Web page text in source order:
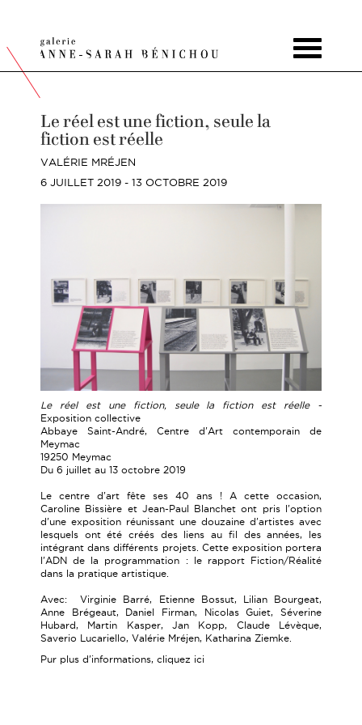
Toggle
Le réel est une fiction, seule la
fiction est réelle
VALÉRIE MRÉJEN
6 JUILLET 2019 - 13 OCTOBRE 2019
Le réel est une fiction, seule la fiction est réelle -
Exposition collective
Abbaye Saint-André, Centre d'Art contemporain de
Meymac
19250 Meymac
Du 6 juillet au 13 octobre 2019
Le centre d'art fête ses 40 ans ! A cette occasion,
Caroline Bissière et Jean-Paul Blanchet ont pris l'option
d'une exposition réunissant une douzaine d'artistes avec
lesquels ont été créés des liens au fil des années, les
intégrant dans différents projets. Cette exposition portera
l'ADN de la programmation : le rapport Fiction/Réalité
dans la pratique artistique.
Avec: Virginie Barré, Etienne Bossut, Lilian Bourgeat,
Anne Brégeaut, Daniel Firman, Nicolas Guiet, Séverine
Hubard, Martin Kasper, Jan Kopp, Claude Lévèque,
Saverio Lucariello, Valérie Mréjen, Katharina Ziemke.
Pur plus d'informations, cliquez ici